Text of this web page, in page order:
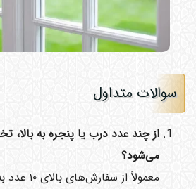
سوالات متداول
از چند عدد درب یا پنجره به بالا،
می‌شود؟
معمولاً از